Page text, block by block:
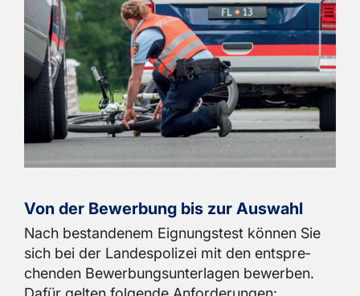
Von der Be­wer­bung bis zur Aus­wahl
Nach be­stan­de­nem Eig­nungs­test kön­nen Sie
sich bei der Lan­des­po­li­zei mit den ent­spre­
chen­den Be­wer­bungs­un­ter­la­gen be­wer­ben.